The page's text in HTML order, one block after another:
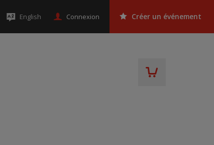
English Connexion Créer un événement